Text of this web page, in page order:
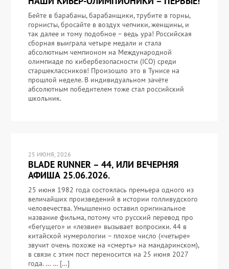
Бейте в барабаны, барабанщики, трубите в горны,
горнисты, бросайте в воздух чепчики, женщины, и
так далее и тому подобное – ведь ура! Российская
сборная выиграла четыре медали и стала
абсолютным чемпионом на Международной
олимпиаде по кибербезопасности (ICO) среди
старшеклассников! Произошло это в Тунисе на
прошлой неделе. В индивидуальном зачёте
абсолютным победителем тоже стал российский
школьник.
25 ИЮНЯ, 2026
BLADE RUNNER – 44, ИЛИ ВЕЧЕРНЯЯ
АФИША 25.06.2026.
25 июня 1982 года состоялась премьера одного из
величайших произведений в истории голливудского
человечества. Умышленно оставил оригинальное
название фильма, потому что русский перевод про
«бегущего» и «лезвие» вызывает вопросики. 44 в
китайской нумерологии – плохое число («четыре»
звучит очень похоже на «смерть» на мандаринском),
в связи с этим пост переносится на 25 июня 2027
года. … … […]